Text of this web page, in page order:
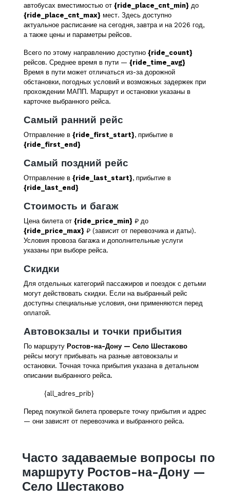
автобусах вместимостью от {ride_place_cnt_min} до
{ride_place_cnt_max} мест. Здесь доступно
актуальное расписание на сегодня, завтра и на 2026 год,
а также цены и параметры рейсов.
Всего по этому направлению доступно {ride_count}
рейсов. Среднее время в пути — {ride_time_avg}
Время в пути может отличаться из-за дорожной
обстановки, погодных условий и возможных задержек при
прохождении МАПП. Маршрут и остановки указаны в
карточке выбранного рейса.
Самый ранний рейс
Отправление в {ride_first_start}, прибытие в
{ride_first_end}
Самый поздний рейс
Отправление в {ride_last_start}, прибытие в
{ride_last_end}
Стоимость и багаж
Цена билета от {ride_price_min} ₽ до
{ride_price_max} ₽ (зависит от перевозчика и даты).
Условия провоза багажа и дополнительные услуги
указаны при выборе рейса.
Скидки
Для отдельных категорий пассажиров и поездок с детьми
могут действовать скидки. Если на выбранный рейс
доступны специальные условия, они применяются перед
оплатой.
Автовокзалы и точки прибытия
По маршруту Ростов-на-Дону — Село Шестаково
рейсы могут прибывать на разные автовокзалы и
остановки. Точная точка прибытия указана в детальном
описании выбранного рейса.
{all_adres_prib}
Перед покупкой билета проверьте точку прибытия и адрес
— они зависят от перевозчика и выбранного рейса.
Часто задаваемые вопросы по
маршруту Ростов-на-Дону —
Село Шестаково